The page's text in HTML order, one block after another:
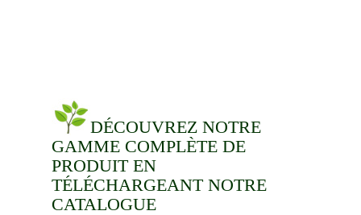
DÉCOUVREZ NOTRE
GAMME COMPLÈTE DE
PRODUIT EN
TÉLÉCHARGEANT NOTRE
CATALOGUE